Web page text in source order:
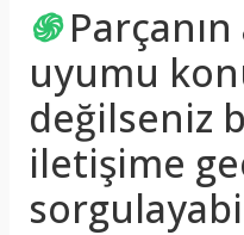
֍ Parçanın
uyumu
değilseniz
iletişime